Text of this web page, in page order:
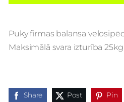
Puky firmas balansa
Maksimālā svara izturība 25kg
Share Post Pin